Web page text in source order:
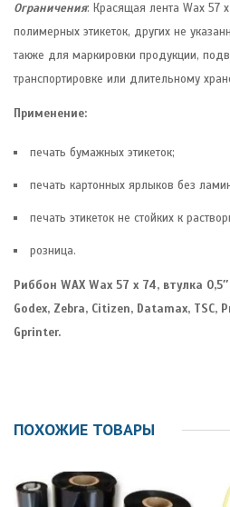
Ограничения: Красящая лента Wax 57
полимерных этикеток, других не
также для маркировки продукции,
транспортировке или длительному
Применение:
печать бумажных этикеток;
печать картонных ярлыков без
печать этикеток не стойких к
розница.
Риббон WAX Wax 57 x 74, втулка
Godex, Zebra, Citizen, Datamax, TSC,
Gprinter.
ПОХОЖИЕ ТОВАРЫ